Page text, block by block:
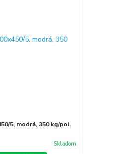
5, modrá, 350 kg/pol.
Skladom